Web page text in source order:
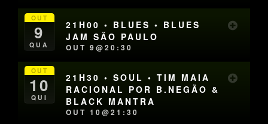
OUT
9
QUA
21H00 • BLUES • BLUES
JAM SÃO PAULO
OUT 9@20:30
OUT
10
QUI
21H30 • SOUL • TIM MAIA
RACIONAL POR B.NEGÃO &
BLACK MANTRA
OUT 10@21:30